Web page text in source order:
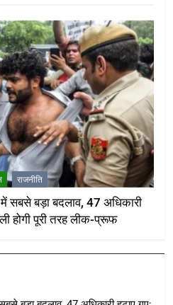
राजनीति
सबसे बड़ा बदलाव, 47 अधिकारी
होगी पूरी तरह लीक-प्रूफ